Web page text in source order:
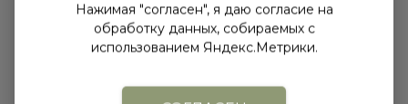
Описание
«Совиньон» для путешествий, командировок
Нажимая "согласен", я даю согласие на
обработку данных, собираемых с
использованием Яндекс.Метрики.